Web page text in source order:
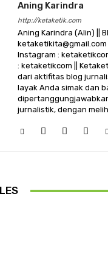
Aning Karindra
http://ketaketik.com
Aning Karindra (Alin) ||
ketaketikita@gmail.com
Instagram :
: ketaketikcom ||
dari aktifitas blog
layak Anda simak dan
jurnalistik, dengan